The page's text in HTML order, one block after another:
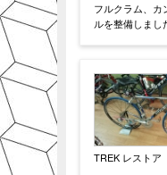
フルクラム、カ
ルを整備しまし
TREK レストア